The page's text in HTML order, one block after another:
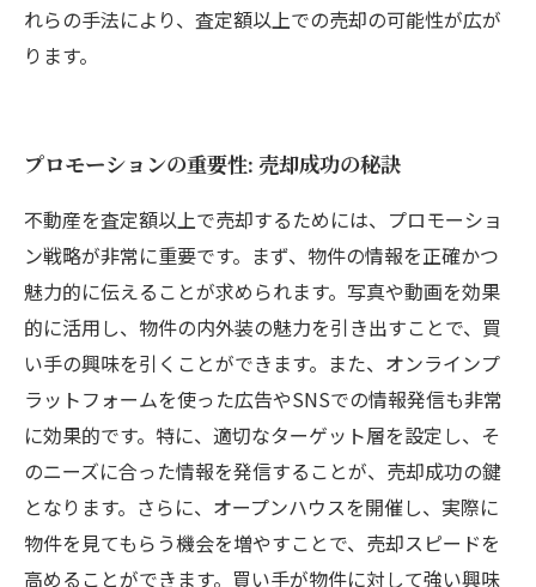
れらの手法により、査定額以上での売却の可能性が広が
ります。
プロモーションの重要性: 売却成功の秘訣
不動産を査定額以上で売却するためには、プロモーショ
ン戦略が非常に重要です。まず、物件の情報を正確かつ
魅力的に伝えることが求められます。写真や動画を効果
的に活用し、物件の内外装の魅力を引き出すことで、買
い手の興味を引くことができます。また、オンラインプ
ラットフォームを使った広告やSNSでの情報発信も非常
に効果的です。特に、適切なターゲット層を設定し、そ
のニーズに合った情報を発信することが、売却成功の鍵
となります。さらに、オープンハウスを開催し、実際に
物件を見てもらう機会を増やすことで、売却スピードを
高めることができます。買い手が物件に対して強い興味